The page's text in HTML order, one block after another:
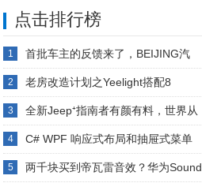
点击排行榜
1 首批车主的反馈来了，BEIJING汽
2 老房改造计划之Yeelight搭配8
3 全新Jeep⁺指南者有颜有料，世界从
4 C# WPF 响应式布局和抽屉式菜单
5 两千块买到帝瓦雷音效？华为Sound